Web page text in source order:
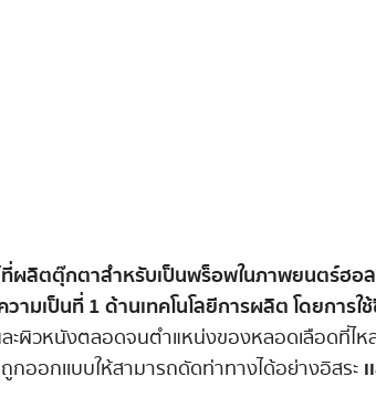
ที่ผลิตตุ๊กตาสำหรับเป็นพร็อพในภาพยนตร์ฮอ
มเป็นที่ 1 ด้านเทคโนโลยีการผลิต โดยการ
ผิวหนังตลอดจนตำแหน่งของหลอดเลือดที่ไห
กออกเเบบให้สามารถดัดท่าทางได้อย่างอิสระ